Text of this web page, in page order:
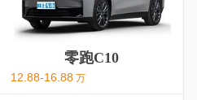
零跑C10
12.88-16.88 万